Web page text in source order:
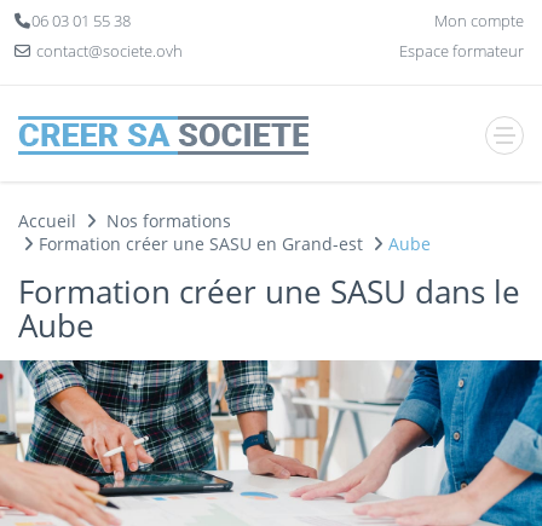
06 03 01 55 38
contact@societe.ovh
Mon compte
Espace formateur
Accueil
Nos formations
Formation créer une SASU en Grand-est
Aube
Formation créer une SASU dans le
Aube
Panneau de gestion des cookies